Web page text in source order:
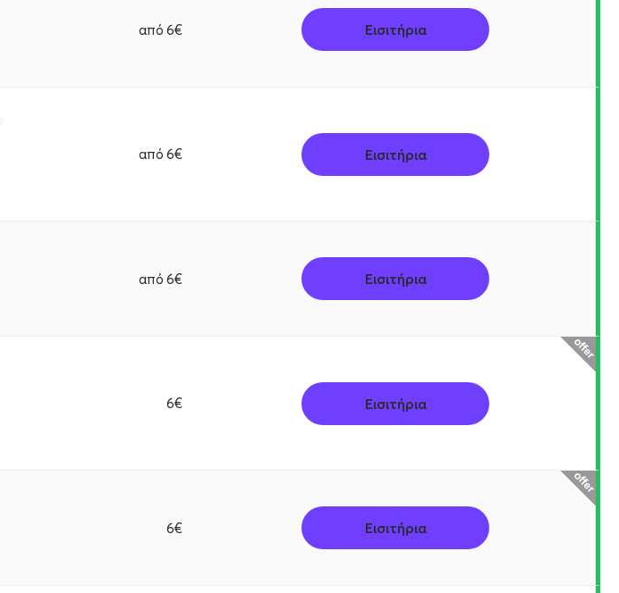
από 6€ Εισιτήρια
από 6€ Εισιτήρια
από 6€ Εισιτήρια
6€ Εισιτήρια
6€ Εισιτήρια